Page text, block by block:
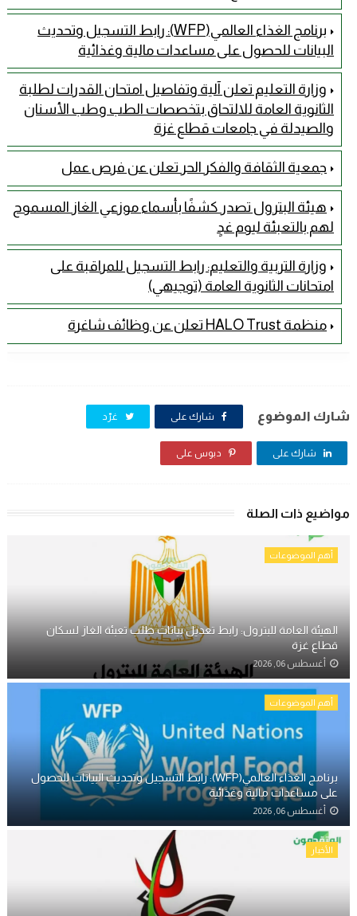
برنامج الغذاء العالمي(WFP): رابط التسجيل وتحديث
البيانات للحصول على مساعدات مالية وغذائية
وزارة التعليم تعلن آلية وتفاصيل امتحان القدرات لطلبة
الثانوية العامة للالتحاق بتخصصات الطب وطب الأسنان
والصيدلة في جامعات قطاع غزة
جمعية الثقافة والفكر الحر تعلن عن فرص عمل
هيئة البترول تصدر كشفًا بأسماء موزعي الغاز المسموح
لهم بالتعبئة ليوم غدٍ
وزارة التربية والتعليم: رابط التسجيل للمراقبة على
امتحانات الثانوية العامة (توجيهي)
منظمة HALO Trust تعلن عن وظائف شاغرة
شارك الموضوع شارك على غرّد
شارك على دبوس على
مواضيع ذات الصلة
أهم الموضوعات
الهيئة العامة للبترول: رابط تعديل بيانات طلب تعبئة الغاز لسكان
قطاع غزة
أغسطس 06, 2026
أهم الموضوعات
برنامج الغذاء العالمي(WFP): رابط التسجيل وتحديث البيانات للحصول
على مساعدات مالية وغذائية
أغسطس 06, 2026
الأخبار